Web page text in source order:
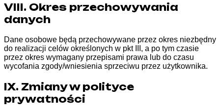
VIII. Okres przechowywania
danych
Dane osobowe będą przechowywane przez okres niezbędny
do realizacji celów określonych w pkt III, a po tym czasie
przez okres wymagany przepisami prawa lub do czasu
wycofania zgody/wniesienia sprzeciwu przez użytkownika.
IX. Zmiany w polityce
prywatności